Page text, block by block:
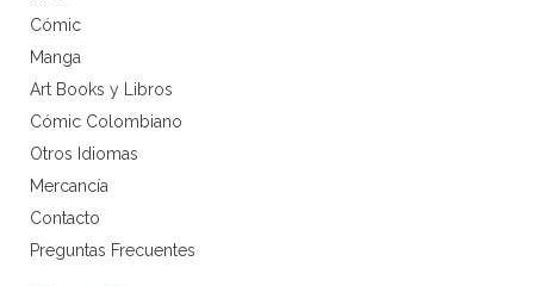
Cómic
Manga
Art Books y Libros
Cómic Colombiano
Otros Idiomas
Mercancía
Contacto
Preguntas Frecuentes